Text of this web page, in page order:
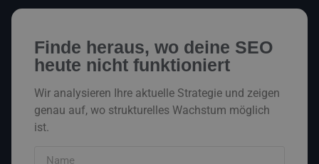
Finde heraus, wo deine SEO
heute nicht funktioniert
Wir analysieren Ihre aktuelle Strategie und zeigen
genau auf, wo strukturelles Wachstum möglich
ist.